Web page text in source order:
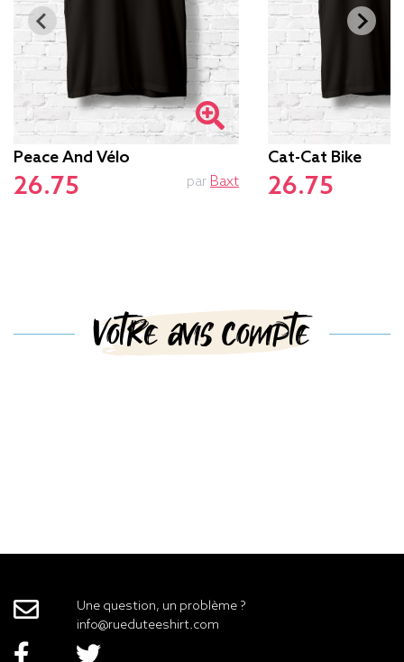
Peace And Vélo
26.75 par Baxt
Cat-Cat Bike
26.75
Votre avis compte
Une question, un problème ?
info@rueduteeshirt.com